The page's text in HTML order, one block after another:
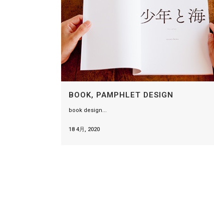
BOOK, PAMPHLET DESIGN
book design...
18 4月, 2020